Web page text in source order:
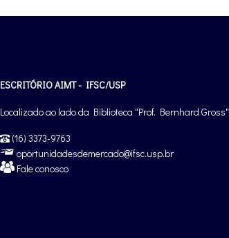
ESCRITÓRIO AIMT - IFSC/USP
Localizado ao lado da Biblioteca "Prof. Bernhard Gross"
(16) 3373-9763
oportunidadesdemercado@ifsc.usp.br
Fale conosco